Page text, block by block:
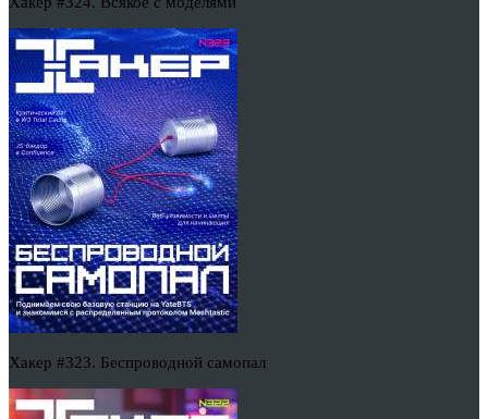
Хакер #323. Беспроводной самопал